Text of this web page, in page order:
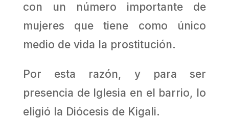
con un número importante de
mujeres que tiene como único
medio de vida la prostitución.
Por esta razón, y para ser
presencia de Iglesia en el barrio, lo
eligió la Diócesis de Kigali.